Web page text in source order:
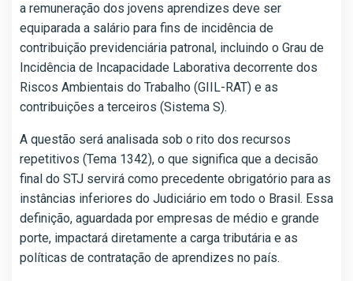
a remuneração dos jovens aprendizes deve ser
equiparada a salário para fins de incidência de
contribuição previdenciária patronal, incluindo o Grau de
Incidência de Incapacidade Laborativa decorrente dos
Riscos Ambientais do Trabalho (GIIL-RAT) e as
contribuições a terceiros (Sistema S).
A questão será analisada sob o rito dos recursos
repetitivos (Tema 1342), o que significa que a decisão
final do STJ servirá como precedente obrigatório para as
instâncias inferiores do Judiciário em todo o Brasil. Essa
definição, aguardada por empresas de médio e grande
porte, impactará diretamente a carga tributária e as
políticas de contratação de aprendizes no país.